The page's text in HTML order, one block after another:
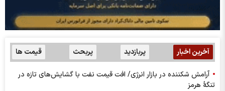
آخرین اخبار پربازدید پربحث قیمت ها
آرامش شکننده در بازار انرژی/ افت قیمت نفت با گشایش‌های تازه در
تنگۀ هرمز